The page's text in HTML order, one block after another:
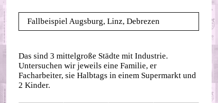
Fallbeispiel Augsburg, Linz, Debrezen
Das sind 3 mittelgroße Städte mit Industrie.
Untersuchen wir jeweils eine Familie, er
Facharbeiter, sie Halbtags in einem Supermarkt und
2 Kinder.